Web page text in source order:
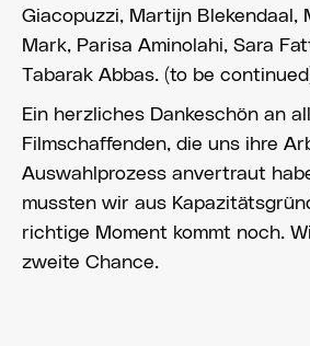
Giacopuzzi, Martijn Blekendaal,
Mark, Parisa Aminolahi, Sara
Tabarak Abbas. (to be
Ein herzliches Dankeschön an
Filmschaffenden, die uns ihre
Auswahlprozess anvertraut
mussten wir aus
richtige Moment kommt noch.
zweite Chance.